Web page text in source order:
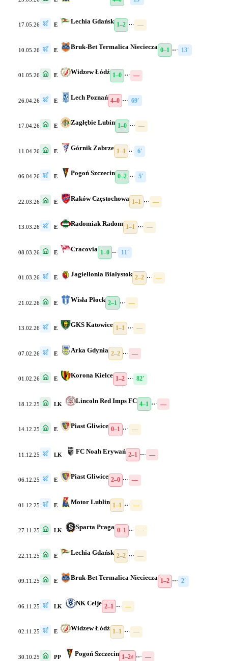
17.05.26 E Lechia Gdańsk 1–2 ··· —
10.05.26 E Bruk-Bet Termalica Nieciecza 0–1 ··· 13′
01.05.26 E Widzew Łódź 1–0 ··· —
26.04.26 E Lech Poznań 4–0 ··· 69′
17.04.26 E Zagłębie Lubin 1–0 ··· —
11.04.26 E Górnik Zabrze 1–1 ··· 6′
06.04.26 E Pogoń Szczecin 0–2 ··· 5′
22.03.26 E Raków Częstochowa 1–1 ··· —
13.03.26 E Radomiak Radom 1–1 ··· —
08.03.26 E Cracovia 1–0 ··· 11′
01.03.26 E Jagiellonia Białystok 2–2 ··· —
21.02.26 E Wisła Płock 2–1 ··· —
13.02.26 E GKS Katowice 1–1 ··· —
07.02.26 E Arka Gdynia 2–2 ··· —
01.02.26 E Korona Kielce 1–2 ··· 82′
18.12.25 LK Lincoln Red Imps FC 4–1 ··· —
14.12.25 E Piast Gliwice 0–1 ··· —
11.12.25 LK FC Noah Erywań 2–1 ··· —
06.12.25 E Piast Gliwice 2–0 ··· —
01.12.25 E Motor Lublin 1–1 ··· —
27.11.25 LK Sparta Praga 0–1 ··· —
22.11.25 E Lechia Gdańsk 2–2 ··· —
09.11.25 E Bruk-Bet Termalica Nieciecza 1–2 ··· 2′
06.11.25 LK NK Celje 2–1 ··· —
02.11.25 E Widzew Łódź 1–1 ··· —
30.10.25 PP Pogoń Szczecin 1–2d ··· —